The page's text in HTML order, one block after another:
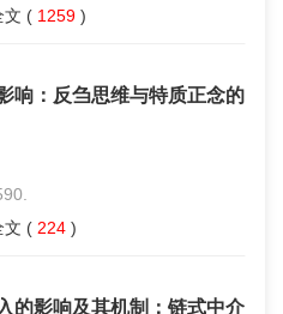
文 ( 1259 )
响：反刍思维与特质正念的
文 ( 224 )
的影响及其机制：链式中介